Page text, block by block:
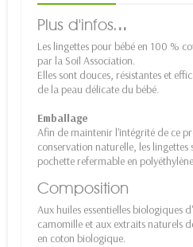
Plus d'infos...
Les lingettes pour bébé en 100 %
par la Soil Association.
Elles sont douces, résistantes et
de la peau délicate du bébé.
Emballage
Afin de maintenir l'intégrité de ce
conservation naturelle, les lingettes
pochette refermable en
Composition
Aux huiles essentielles biologiques
camomille et aux extraits naturels
en coton biologique.